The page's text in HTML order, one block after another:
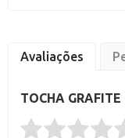
Avaliações
TOCHA